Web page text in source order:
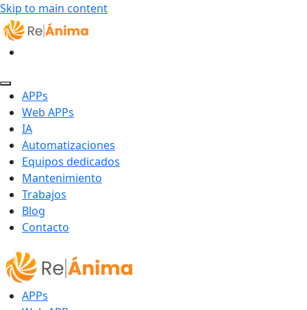
Skip to main content
APPs
Web APPs
IA
Automatizaciones
Equipos dedicados
Mantenimiento
Trabajos
Blog
Contacto
APPs